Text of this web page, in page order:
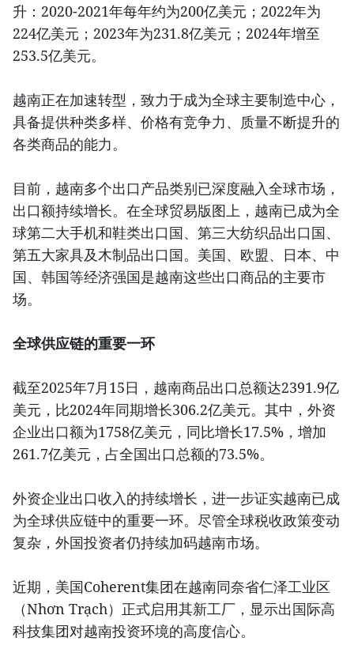
升：2020-2021年每年约为200亿美元；2022年为
224亿美元；2023年为231.8亿美元；2024年增至
253.5亿美元。
越南正在加速转型，致力于成为全球主要制造中心，
具备提供种类多样、价格有竞争力、质量不断提升的
各类商品的能力。
目前，越南多个出口产品类别已深度融入全球市场，
出口额持续增长。在全球贸易版图上，越南已成为全
球第二大手机和鞋类出口国、第三大纺织品出口国、
第五大家具及木制品出口国。美国、欧盟、日本、中
国、韩国等经济强国是越南这些出口商品的主要市
场。
全球供应链的重要一环
截至2025年7月15日，越南商品出口总额达2391.9亿
美元，比2024年同期增长306.2亿美元。其中，外资
企业出口额为1758亿美元，同比增长17.5%，增加
261.7亿美元，占全国出口总额的73.5%。
外资企业出口收入的持续增长，进一步证实越南已成
为全球供应链中的重要一环。尽管全球税收政策变动
复杂，外国投资者仍持续加码越南市场。
近期，美国Coherent集团在越南同奈省仁泽工业区
（Nhơn Trạch）正式启用其新工厂，显示出国际高
科技集团对越南投资环境的高度信心。